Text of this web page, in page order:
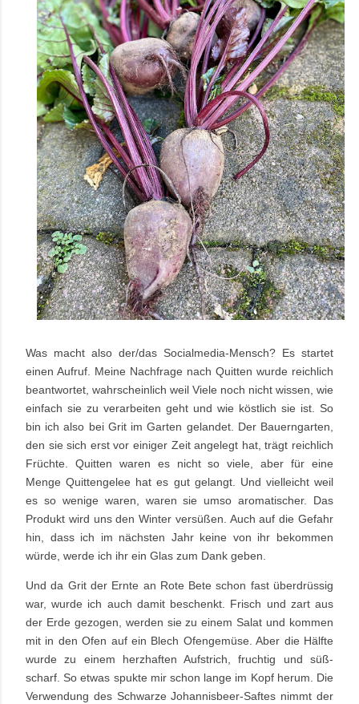
Was macht also der/das Socialmedia-Mensch? Es startet
einen Aufruf. Meine Nachfrage nach Quitten wurde reichlich
beantwortet, wahrscheinlich weil Viele noch nicht wissen, wie
einfach sie zu verarbeiten geht und wie köstlich sie ist. So
bin ich also bei Grit im Garten gelandet. Der Bauerngarten,
den sie sich erst vor einiger Zeit angelegt hat, trägt reichlich
Früchte. Quitten waren es nicht so viele, aber für eine
Menge Quittengelee hat es gut gelangt. Und vielleicht weil
es so wenige waren, waren sie umso aromatischer. Das
Produkt wird uns den Winter versüßen. Auch auf die Gefahr
hin, dass ich im nächsten Jahr keine von ihr bekommen
würde, werde ich ihr ein Glas zum Dank geben.
Und da Grit der Ernte an Rote Bete schon fast überdrüssig
war, wurde ich auch damit beschenkt. Frisch und zart aus
der Erde gezogen, werden sie zu einem Salat und kommen
mit in den Ofen auf ein Blech Ofengemüse. Aber die Hälfte
wurde zu einem herzhaften Aufstrich, fruchtig und süß-
scharf. So etwas spukte mir schon lange im Kopf herum. Die
Verwendung des Schwarze Johannisbeer-Saftes nimmt der